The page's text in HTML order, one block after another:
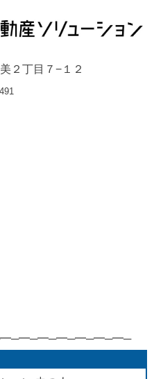
２丁目７−１２